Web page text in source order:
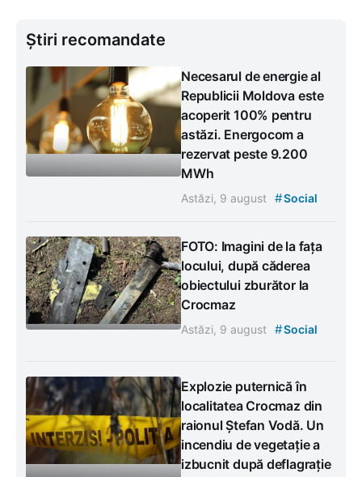
Știri recomandate
Necesarul de energie al
Republicii Moldova este
acoperit 100% pentru
astăzi. Energocom a
rezervat peste 9.200
MWh
Astăzi, 9 august #Social
FOTO: Imagini de la fața
locului, după căderea
obiectului zburător la
Crocmaz
Astăzi, 9 august #Social
Explozie puternică în
localitatea Crocmaz din
raionul Ștefan Vodă. Un
incendiu de vegetație a
izbucnit după deflagrație